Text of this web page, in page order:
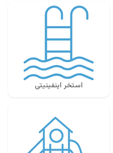
استخر اینفینیتی